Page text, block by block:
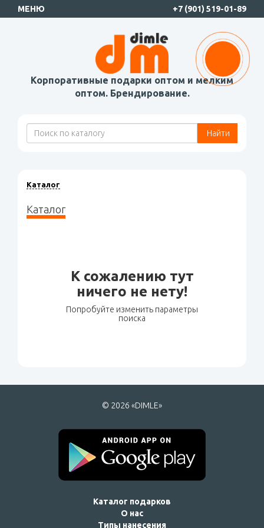
МЕНЮ +7 (901) 519-01-89
Корпоративные подарки оптом и мелким
оптом. Брендирование.
Найти
Каталог
Каталог
К сожалению тут
ничего не нету!
Попробуйте изменить параметры
поиска
© 2026 «DIMLE»
Каталог подарков
О нас
Типы нанесения